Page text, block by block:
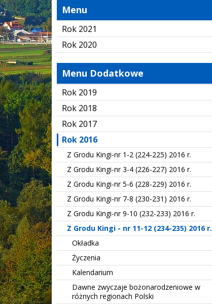
Menu
Rok 2021
Rok 2020
Menu Dodatkowe
Rok 2019
Rok 2018
Rok 2017
Rok 2016
Z Grodu Kingi-nr 1-2 (224-225) 2016 r.
Z Grodu Kingi-nr 3-4 (226-227) 2016 r.
Z Grodu Kingi-nr 5-6 (228-229) 2016 r.
Z Grodu Kingi-nr 7-8 (230-231) 2016 r.
Z Grodu Kingi-nr 9-10 (232-233) 2016 r.
Z Grodu Kingi - nr 11-12 (234-235) 2016 r.
Okładka
Życzenia
Kalendarium
Dawne zwyczaje bożonarodzeniowe w
różnych regionach Polski